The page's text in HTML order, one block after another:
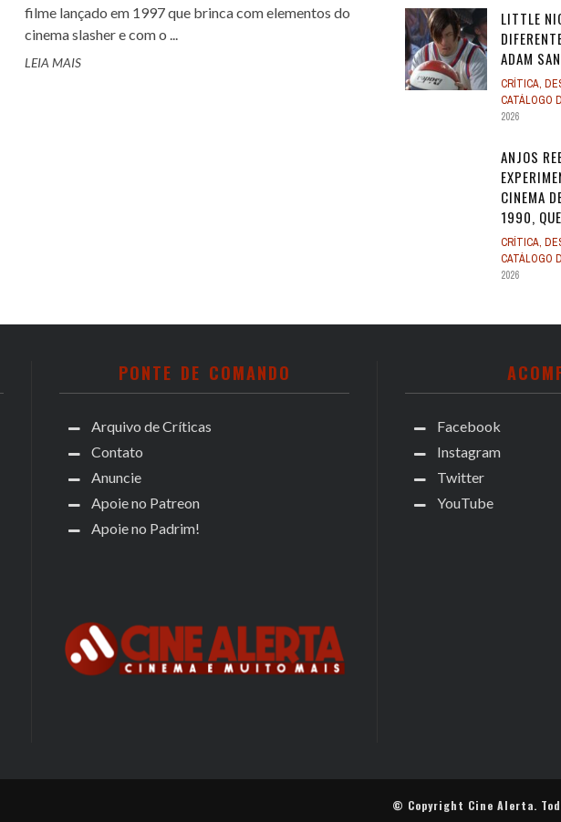
filme lançado em 1997 que brinca com elementos do
cinema slasher e com o ...
LEIA MAIS
LITTLE
ADAM
CRÍTICA,
CATÁLOGO
2026
ANJOS
CINEMA
1990,
CRÍTICA,
CATÁLOGO
2026
PONTE DE COMANDO
Arquivo de Críticas
Contato
Anuncie
Apoie no Patreon
Apoie no Padrim!
Facebook
Instagram
Twitter
YouTube
© Copyright Cine Alerta.